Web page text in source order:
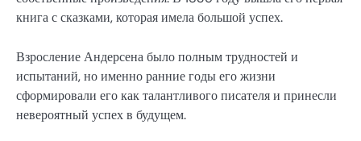
книга с сказками, которая имела большой успех.
Взросление Андерсена было полным трудностей и
испытаний, но именно ранние годы его жизни
сформировали его как талантливого писателя и принесли
невероятный успех в будущем.